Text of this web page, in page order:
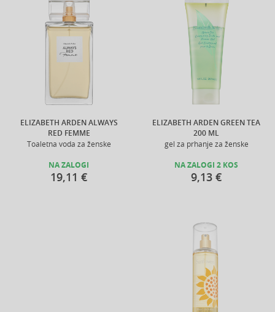
ELIZABETH ARDEN ALWAYS
RED FEMME
Toaletna voda za ženske
NA ZALOGI
19,11 €
ELIZABETH ARDEN GREEN TEA
200 ML
gel za prhanje za ženske
NA ZALOGI 2 KOS
9,13 €